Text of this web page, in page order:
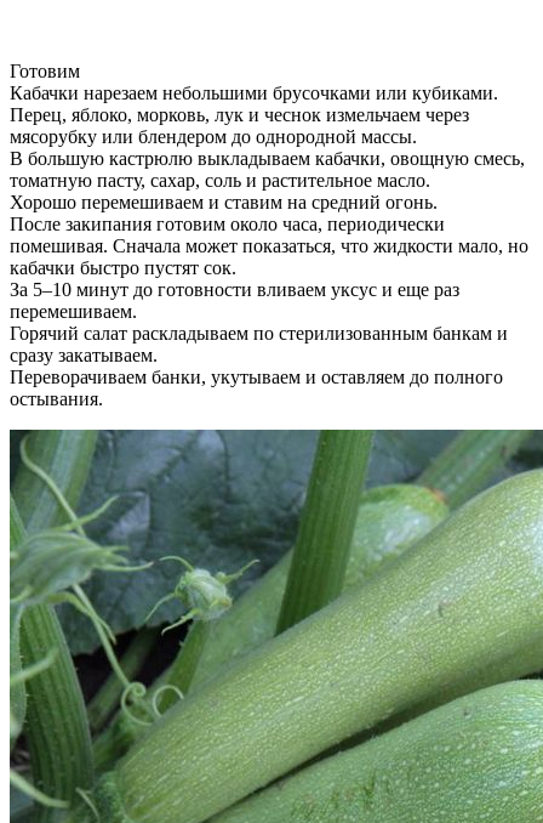
Готовим
Кабачки нарезаем небольшими брусочками или кубиками.
Перец, яблоко, морковь, лук и чеснок измельчаем через
мясорубку или блендером до однородной массы.
В большую кастрюлю выкладываем кабачки, овощную смесь,
томатную пасту, сахар, соль и растительное масло.
Хорошо перемешиваем и ставим на средний огонь.
После закипания готовим около часа, периодически
помешивая. Сначала может показаться, что жидкости мало, но
кабачки быстро пустят сок.
За 5–10 минут до готовности вливаем уксус и еще раз
перемешиваем.
Горячий салат раскладываем по стерилизованным банкам и
сразу закатываем.
Переворачиваем банки, укутываем и оставляем до полного
остывания.